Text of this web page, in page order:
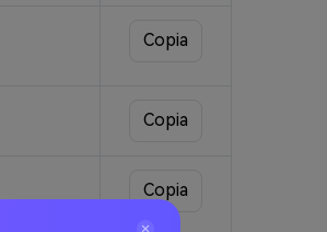
Copia
Copia
Copia